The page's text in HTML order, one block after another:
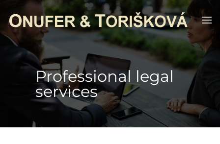
content
Professional legal
services